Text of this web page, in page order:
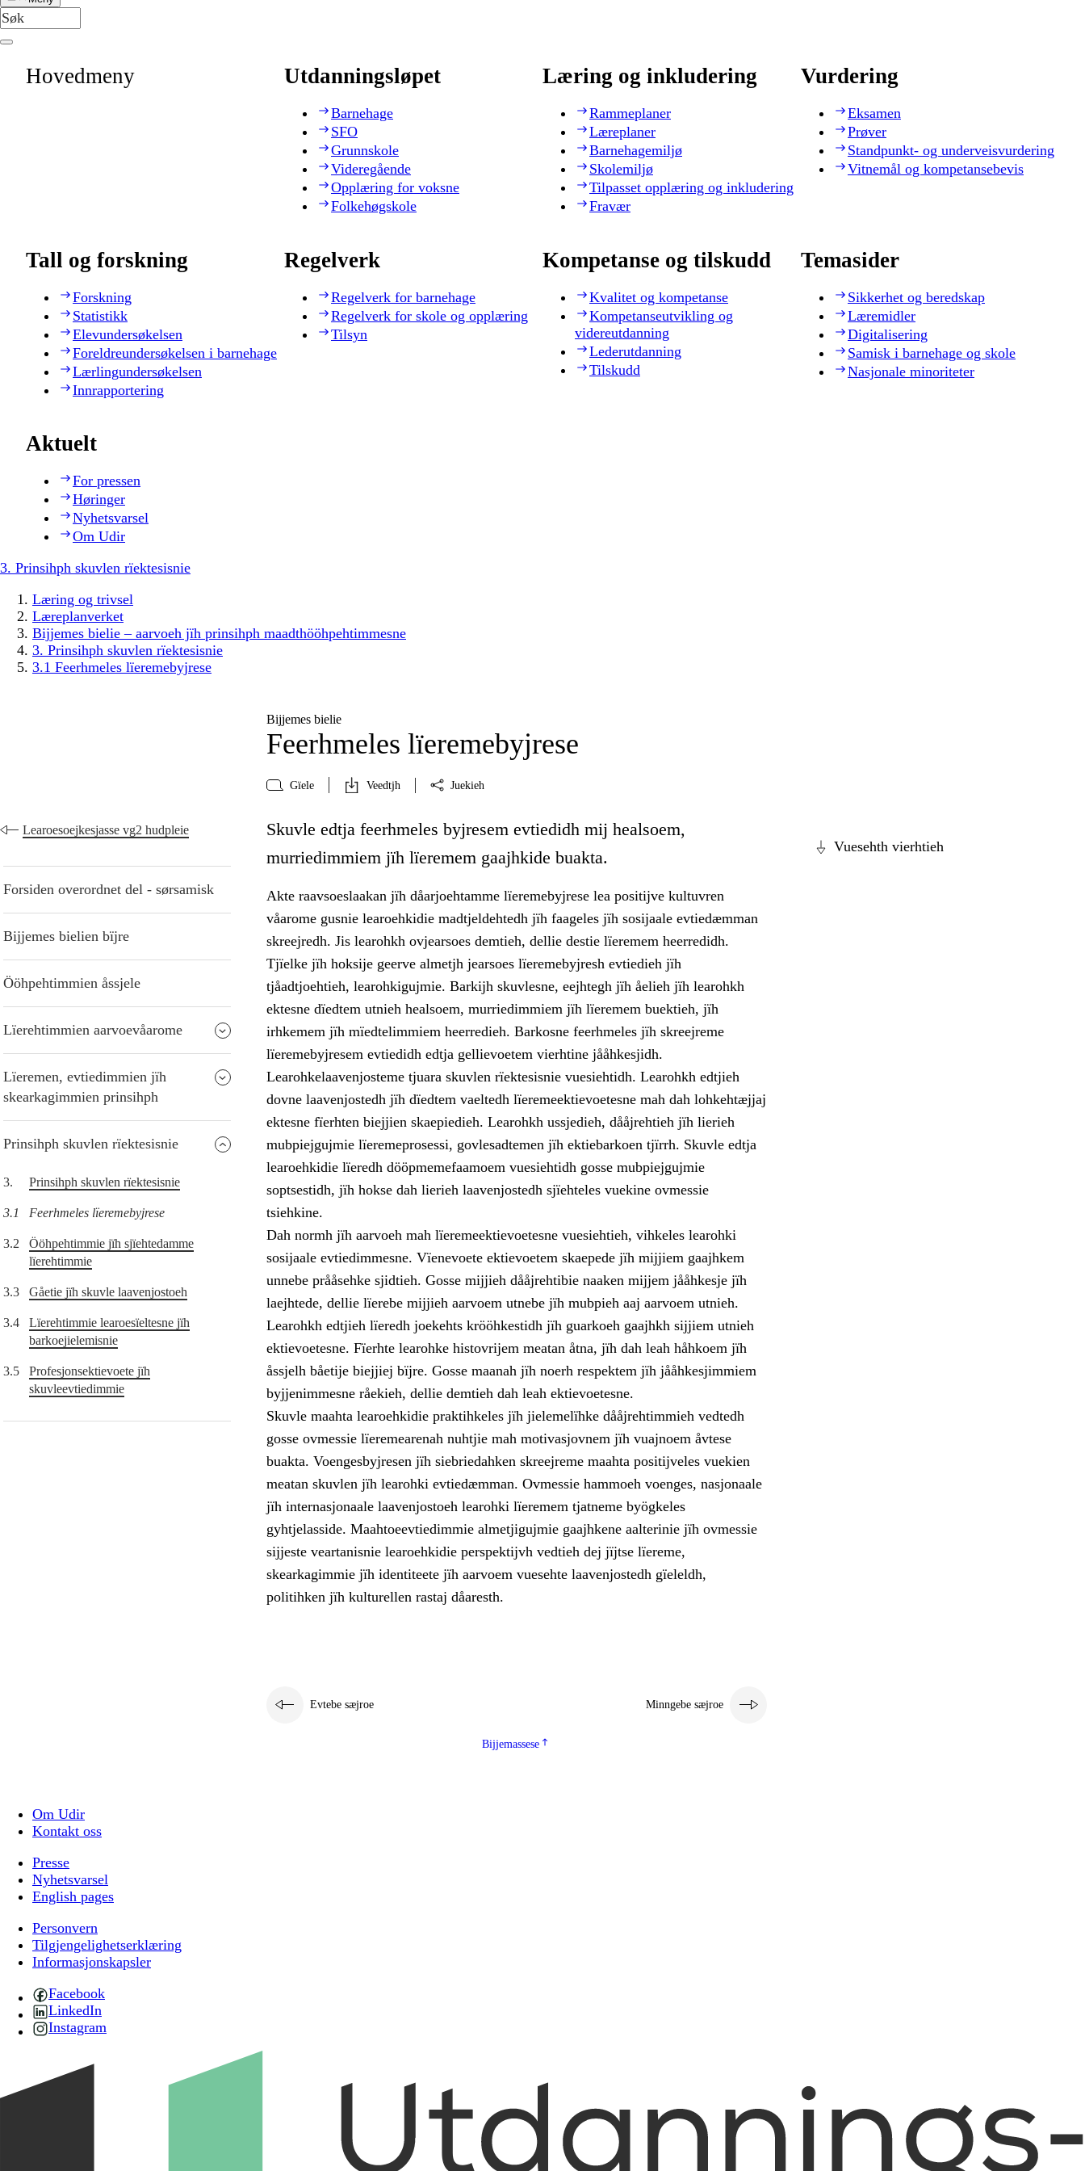
Hovedmeny Utdanningsløpet
Barnehage
SFO
Grunnskole
Videregående
Opplæring for voksne
Folkehøgskole
Læring og inkludering
Rammeplaner
Læreplaner
Barnehagemiljø
Skolemiljø
Tilpasset opplæring og inkludering
Fravær
Vurdering
Eksamen
Prøver
Standpunkt- og underveisvurdering
Vitnemål og kompetansebevis
Tall og forskning
Forskning
Statistikk
Elevundersøkelsen
Foreldreundersøkelsen i barnehage
Lærlingundersøkelsen
Innrapportering
Regelverk
Regelverk for barnehage
Regelverk for skole og opplæring
Tilsyn
Kompetanse og tilskudd
Kvalitet og kompetanse
Kompetanseutvikling og
videreutdanning
Lederutdanning
Tilskudd
Temasider
Sikkerhet og beredskap
Læremidler
Digitalisering
Samisk i barnehage og skole
Nasjonale minoriteter
Aktuelt
For pressen
Høringer
Nyhetsvarsel
Om Udir
3. Prinsihph skuvlen rïektesisnie
Læring og trivsel
Læreplanverket
Bijjemes bielie – aarvoeh jïh prinsihph maadthööhpehtimmesne
3. Prinsihph skuvlen rïektesisnie
3.1 Feerhmeles lïeremebyjrese
Bijjemes bielie
Feerhmeles lïeremebyjrese
Gïele Veedtjh Juekieh
Learoesoejkesjasse vg2 hudpleie
Forsiden overordnet del - sørsamisk
Bijjemes bielien bïjre
Ööhpehtimmien åssjele
Lïerehtimmien aarvoevåarome
Lïeremen, evtiedimmien jïh
skearkagimmien prinsihph
Prinsihph skuvlen rïektesisnie
3. Prinsihph skuvlen rïektesisnie
3.1 Feerhmeles lïeremebyjrese
3.2
Ööhpehtimmie jïh sjïehtedamme
lïerehtimmie
3.3 Gåetie jïh skuvle laavenjostoeh
3.4
Lïerehtimmie learoesïeltesne jïh
barkoejielemisnie
3.5
Profesjonsektievoete jïh
skuvleevtiedimmie
Vuesehth vierhtieh
Skuvle edtja feerhmeles byjresem evtiedidh mij healsoem,
murriedimmiem jïh lïeremem gaajhkide buakta.
Akte raavsoeslaakan jïh dåarjoehtamme lïeremebyjrese lea positijve kultuvren
våarome gusnie learoehkidie madtjeldehtedh jïh faageles jïh sosijaale evtiedæmman
skreejredh. Jis learohkh ovjearsoes demtieh, dellie destie lïeremem heerredidh.
Tjïelke jïh hoksije geerve almetjh jearsoes lïeremebyjresh evtiedieh jïh
tjåadtjoehtieh, learohkigujmie. Barkijh skuvlesne, eejhtegh jïh åelieh jïh learohkh
ektesne dïedtem utnieh healsoem, murriedimmiem jïh lïeremem buektieh, jïh
irhkemem jïh mïedtelimmiem heerredieh. Barkosne feerhmeles jïh skreejreme
lïeremebyjresem evtiedidh edtja gellievoetem vierhtine jååhkesjidh.
Learohkelaavenjosteme tjuara skuvlen rïektesisnie vuesiehtidh. Learohkh edtjieh
dovne laavenjostedh jïh dïedtem vaeltedh lïeremeektievoetesne mah dah lohkehtæjjaj
ektesne fïerhten biejjien skaepiedieh. Learohkh ussjedieh, dååjrehtieh jïh lierieh
mubpiejgujmie lïeremeprosessi, govlesadtemen jïh ektiebarkoen tjïrrh. Skuvle edtja
learoehkidie lïeredh dööpmemefaamoem vuesiehtidh gosse mubpiejgujmie
soptsestidh, jïh hokse dah lierieh laavenjostedh sjïehteles vuekine ovmessie
tsiehkine.
Dah normh jïh aarvoeh mah lïeremeektievoetesne vuesiehtieh, vihkeles learohki
sosijaale evtiedimmesne. Vïenevoete ektievoetem skaepede jïh mijjiem gaajhkem
unnebe prååsehke sjidtieh. Gosse mijjieh dååjrehtibie naaken mijjem jååhkesje jïh
laejhtede, dellie lïerebe mijjieh aarvoem utnebe jïh mubpieh aaj aarvoem utnieh.
Learohkh edtjieh lïeredh joekehts krööhkestidh jïh guarkoeh gaajhkh sijjiem utnieh
ektievoetesne. Fïerhte learohke histovrijem meatan åtna, jïh dah leah håhkoem jïh
åssjelh båetije biejjiej bïjre. Gosse maanah jïh noerh respektem jïh jååhkesjimmiem
byjjenimmesne råekieh, dellie demtieh dah leah ektievoetesne.
Skuvle maahta learoehkidie praktihkeles jïh jielemelïhke dååjrehtimmieh vedtedh
gosse ovmessie lïeremearenah nuhtjie mah motivasjovnem jïh vuajnoem åvtese
buakta. Voengesbyjresen jïh siebriedahken skreejreme maahta positijveles vuekien
meatan skuvlen jïh learohki evtiedæmman. Ovmessie hammoeh voenges, nasjonaale
jïh internasjonaale laavenjostoeh learohki lïeremem tjatneme byögkeles
gyhtjelasside. Maahtoeevtiedimmie almetjigujmie gaajhkene aalterinie jïh ovmessie
sijjeste veartanisnie learoehkidie perspektijvh vedtieh dej jïjtse lïereme,
skearkagimmie jïh identiteete jïh aarvoem vuesehte laavenjostedh gïeleldh,
politihken jïh kulturellen rastaj dåaresth.
Evtebe sæjroe Minngebe sæjroe
Bijjemassese
Om Udir
Kontakt oss
Presse
Nyhetsvarsel
English pages
Personvern
Tilgjengelighetserklæring
Informasjonskapsler
Facebook
LinkedIn
Instagram